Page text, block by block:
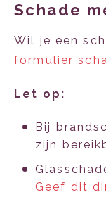
Schade
Wil je een
formulier
Let op:
Bij
zijn
Geef dit